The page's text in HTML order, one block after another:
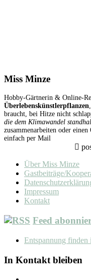
Miss Minze
Hobby-Gärtnerin & Online-
Überlebenskünstlerpflanzen
braucht, bei Hitze nicht
die dem Klimawandel
zusammenarbeiten oder
einfach per Mail
Über Miss Minze
Gastbeiträge/
Impressum
Kontakt
Feed
Entspannung finden
In Kontakt bleiben